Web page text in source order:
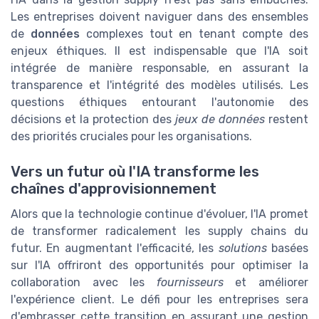
Les entreprises doivent naviguer dans des ensembles
de données complexes tout en tenant compte des
enjeux éthiques. Il est indispensable que l'IA soit
intégrée de manière responsable, en assurant la
transparence et l'intégrité des modèles utilisés. Les
questions éthiques entourant l'autonomie des
décisions et la protection des jeux de données restent
des priorités cruciales pour les organisations.
Vers un futur où l'IA transforme les
chaînes d'approvisionnement
Alors que la technologie continue d'évoluer, l'IA promet
de transformer radicalement les supply chains du
futur. En augmentant l'efficacité, les solutionsbasées
sur l'IA offriront des opportunités pour optimiser la
collaboration avec les fournisseurset améliorer
l'expérience client. Le défi pour les entreprises sera
d'embrasser cette transition en assurant une gestion